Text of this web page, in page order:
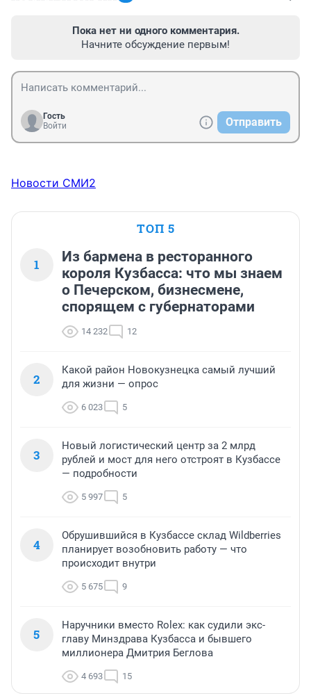
Пока нет ни одного комментария.
Начните обсуждение первым!
Гость
Войти
Отправить
Новости СМИ2
ТОП 5
1
Из бармена в ресторанного
короля Кузбасса: что мы знаем
о Печерском, бизнесмене,
спорящем с губернаторами
14 232 12
2
Какой район Новокузнецка самый лучший
для жизни — опрос
6 023 5
3
Новый логистический центр за 2 млрд
рублей и мост для него отстроят в Кузбассе
— подробности
5 997 5
4
Обрушившийся в Кузбассе склад Wildberries
планирует возобновить работу — что
происходит внутри
5 675 9
5
Наручники вместо Rolex: как судили экс-
главу Минздрава Кузбасса и бывшего
миллионера Дмитрия Беглова
4 693 15